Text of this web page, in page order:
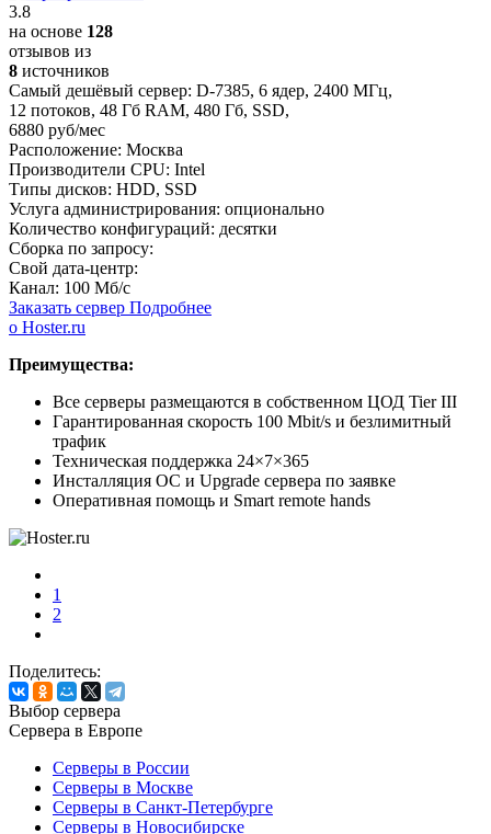
3.8
на основе 128
отзывов из
8 источников
Самый дешёвый сервер: D-7385, 6 ядер, 2400 МГц,
12 потоков, 48 Гб RAM, 480 Гб, SSD,
6880 руб/мес
Расположение: Москва
Производители CPU: Intel
Типы дисков: HDD, SSD
Услуга администрирования: опционально
Количество конфигураций: десятки
Сборка по запросу:
Свой дата-центр:
Канал: 100 Мб/с
Заказать сервер Подробнее
о Hoster.ru
Преимущества:
Все серверы размещаются в собственном ЦОД Tier III
Гарантированная скорость 100 Mbit/s и безлимитный
трафик
Техническая поддержка 24×7×365
Инсталляция ОС и Upgrade сервера по заявке
Оперативная помощь и Smart remote hands
1
2
Поделитесь:
Выбор сервера
Сервера в Европе
Серверы в России
Серверы в Москве
Серверы в Санкт-Петербурге
Серверы в Новосибирске